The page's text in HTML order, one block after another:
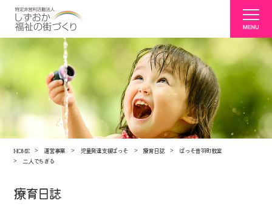
HOME 運営事業 児童発達支援ぱっそ 療育日誌
ぱっそ音羽町教室
二人でちぎる
療育日誌